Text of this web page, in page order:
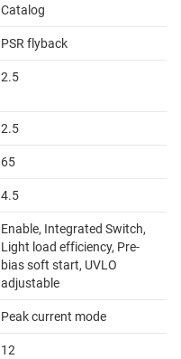
Catalog
PSR flyback
2.5
2.5
65
4.5
Enable, Integrated Switch,
Light load efficiency, Pre-
bias soft start, UVLO
adjustable
Peak current mode
12